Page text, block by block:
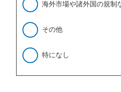
海外市場や諸外国の規制
その他
特になし